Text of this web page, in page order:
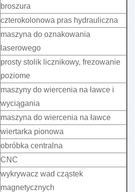
broszura
czterokolonowa pras hydrauliczna
maszyna do oznakowania
laserowego
prosty stolik licznikowy, frezowanie
poziome
maszyny do wiercenia na ławce i
wyciągania
maszyna do wiercenia na ławce
wiertarka pionowa
obróbka centralna
CNC
wykrywacz wad cząstek
magnetycznych